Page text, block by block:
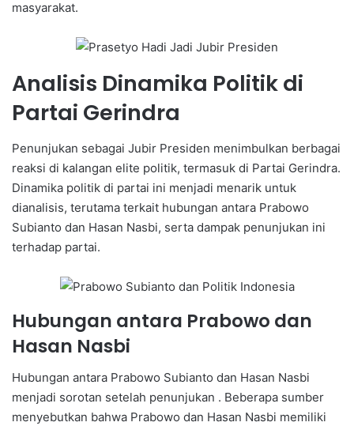
masyarakat.
Analisis Dinamika Politik di
Partai Gerindra
Penunjukan sebagai Jubir Presiden menimbulkan berbagai
reaksi di kalangan elite politik, termasuk di Partai Gerindra.
Dinamika politik di partai ini menjadi menarik untuk
dianalisis, terutama terkait hubungan antara Prabowo
Subianto dan Hasan Nasbi, serta dampak penunjukan ini
terhadap partai.
Hubungan antara Prabowo dan
Hasan Nasbi
Hubungan antara Prabowo Subianto dan Hasan Nasbi
menjadi sorotan setelah penunjukan . Beberapa sumber
menyebutkan bahwa Prabowo dan Hasan Nasbi memiliki